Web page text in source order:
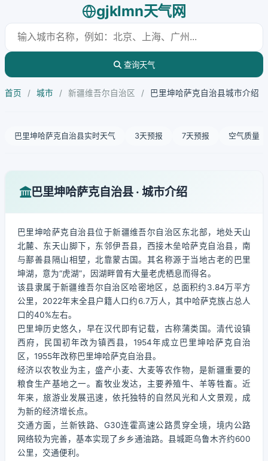
gjklmn天气网
查询天气
首页 / 城市 / 新疆维吾尔自治区 / 巴里坤哈萨克自治县城市介绍
巴里坤哈萨克自治县实时天气 3天预报 7天预报 空气质量
巴里坤哈萨克自治县 · 城市介绍
巴里坤哈萨克自治县位于新疆维吾尔自治区东北部，地处天山
北麓、东天山脚下，东邻伊吾县，西接木垒哈萨克自治县，南
与鄯善县隔山相望，北靠蒙古国。其名称源于当地古老的巴里
坤湖，意为“虎湖”，因湖畔曾有大量老虎栖息而得名。
该县隶属于新疆维吾尔自治区哈密地区，总面积约3.84万平方
公里，2022年末全县户籍人口约6.7万人，其中哈萨克族占总人
口的40%左右。
巴里坤历史悠久，早在汉代即有记载，古称蒲类国。清代设镇
西府，民国初年改为镇西县，1954年成立巴里坤哈萨克自治
区，1955年改称巴里坤哈萨克自治县。
经济以农牧业为主，盛产小麦、大麦等农作物，是新疆重要的
粮食生产基地之一。畜牧业发达，主要养殖牛、羊等牲畜。近
年来，旅游业发展迅速，依托独特的自然风光和人文景观，成
为新的经济增长点。
交通方面，兰新铁路、G30连霍高速公路贯穿全境，境内公路
网络较为完善，基本实现了乡乡通油路。县城距乌鲁木齐约600
公里，交通便利。